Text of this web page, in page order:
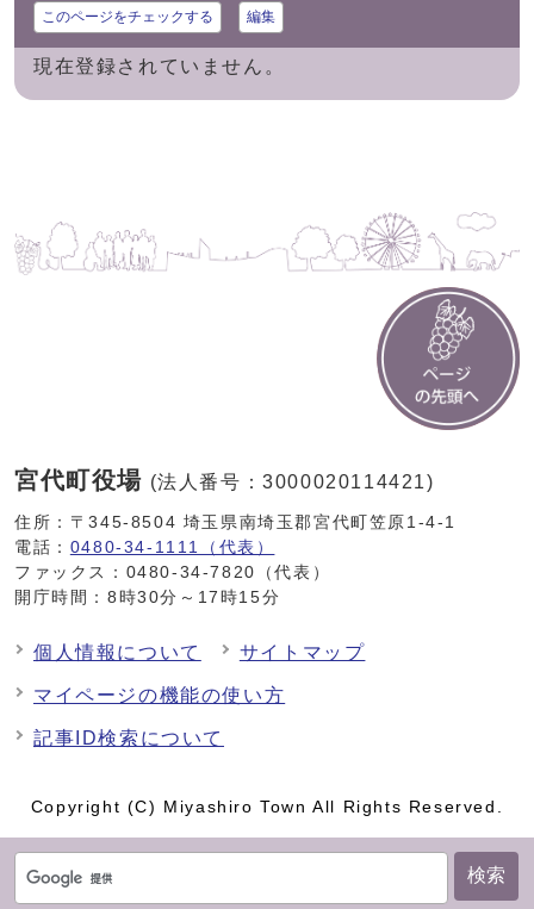
検索
このページをチェックする 編集
現在登録されていません。
宮代町役場 (法人番号：3000020114421)
住所：〒345-8504 埼玉県南埼玉郡宮代町笠原1-4-1
電話： 0480-34-1111（代表）
ファックス：0480-34-7820（代表）
開庁時間：8時30分～17時15分
個人情報について サイトマップ
マイページの機能の使い方
記事ID検索について
Copyright (C) Miyashiro Town All Rights Reserved.